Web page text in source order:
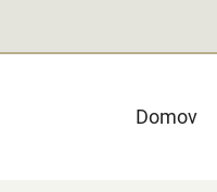
Main
Domov